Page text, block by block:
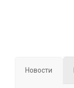
Новости